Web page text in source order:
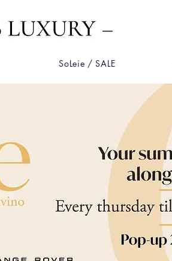
SoLeie / SALE